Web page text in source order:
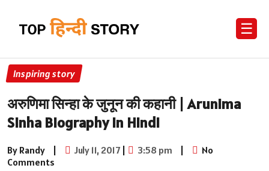
☰
Inspiring story
अरुणिमा सिन्हा के जुनून की कहानी | Arunima
Sinha Biography in Hindi
By Randy | July 11, 2017| 3:58 pm |
No
Comments